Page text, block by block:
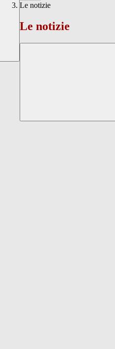
Le notizie
Le notizie